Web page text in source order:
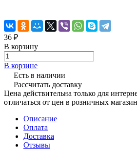
36 ₽
В корзину
В корзине
Есть в наличии
Рассчитать доставку
Цена действительна только для
отличаться от цен в розничных
Описание
Оплата
Доставка
Отзывы